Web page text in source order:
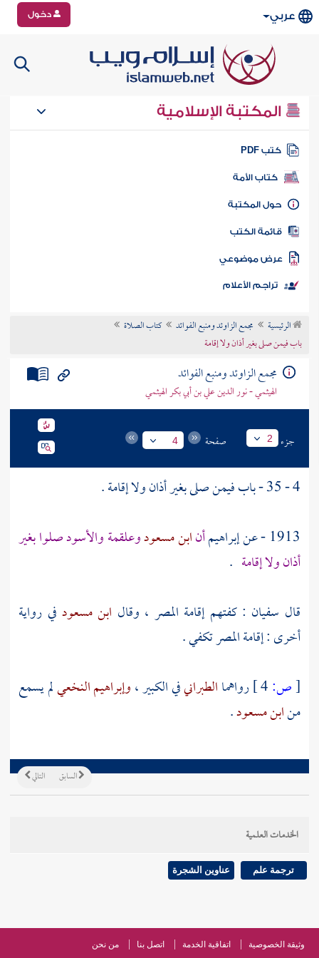
عربي دخول
المكتبة الإسلامية
كتب PDF
كتاب الأمة
المكتبة
الكتب
موضوعي
تراجم الأعلام
الرئيسية مجمع الزاوئد ومنبع الفوائد
كتاب الصلاة
باب فيمن صلى بغير أذان ولا إقامة
مجمع الزاوئد ومنبع الفوائد
الهيثمي - نور الدين علي بن أبي بكر الهيثمي
جزء 2 صفحة 4
4 - 35 - باب فيمن صلى بغير أذان ولا إقامة .
1913 - عن
إبراهيمأنابن مسعودوعلقمةوالأسودصلوا بغير
أذان ولا إقامة .
قال سفيان : كفتهم إقامة المصر ، وقال ابن مسعود في رواية
أخرى : إقامة المصر تكفي .
[ص: رواهماالطبرانيفي الكبير ،وإبراهيم النخعيلم يسمع
منابن مسعود.
التالي السابق
الخدمات العلمية
ترجمة علم عناوين الشجرة
وثيقة الخصوصية اتفاقية الخدمة اتصل بنا من نحن